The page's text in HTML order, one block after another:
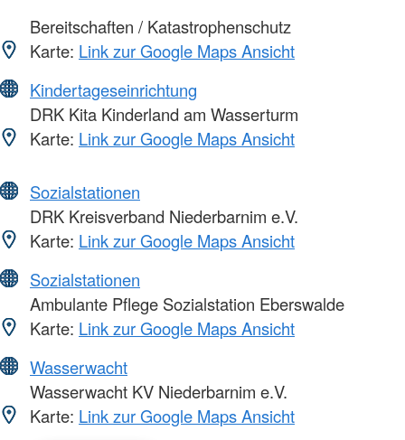
Bereitschaften / Katastrophenschutz
Karte: Link zur Google Maps Ansicht
Kindertageseinrichtung
DRK Kita Kinderland am Wasserturm
Karte: Link zur Google Maps Ansicht
Sozialstationen
DRK Kreisverband Niederbarnim e.V.
Karte: Link zur Google Maps Ansicht
Sozialstationen
Ambulante Pflege Sozialstation Eberswalde
Karte: Link zur Google Maps Ansicht
Wasserwacht
Wasserwacht KV Niederbarnim e.V.
Karte: Link zur Google Maps Ansicht